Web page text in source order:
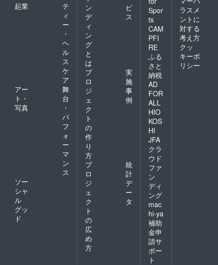
起業
テ
ィ
ー
・
ヘ
ル
ス
ケ
ア
アー
ト・
写真
舞
台
・
パ
フ
ォ
ー
マ
ン
ス
ソー
シャ
ル
グッ
ド
ン
デ
ィ
ン
グ
と
は
ビ
ス
プ
ロ
ジ
ェ
ク
ト
の
作
り
方
実
施
事
例
プ
ロ
ジ
ェ
ク
ト
の
広
め
方
統
計
デ
ー
タ
Spor
ts
CAM
PFI
RE
ふる
さと
納税
AD
FOR
ALL
HIO
KOS
HI
JFA
クラ
ウド
ファ
ン
ディ
ング
mac
hi-ya
補助
金申
請サ
ポー
ト
ラスメ
ントに
対する
考え方
クッ
キーポ
リシー